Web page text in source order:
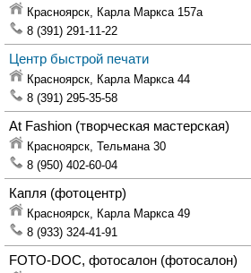
Красноярск, Карла Маркса 157а
8 (391) 291-11-22
Центр быстрой печати
Красноярск, Карла Маркса 44
8 (391) 295-35-58
At Fashion (творческая мастерская)
Красноярск, Тельмана 30
8 (950) 402-60-04
Капля (фотоцентр)
Красноярск, Карла Маркса 49
8 (933) 324-41-91
FOTO-DOC, фотосалон (фотосалон)